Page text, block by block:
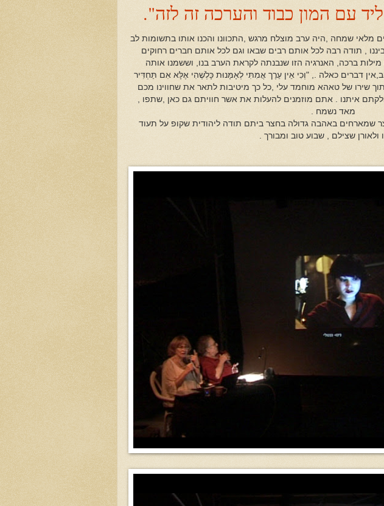
עם המון כבוד והערכה זה לזה".
מלאי שמחה ,היה ערב מוצלח מרגש ,התכוונו והכנו אותו בתשומות לב
, תודה רבה לכל אותם רבים שבאו וגם לכל אותם חברים רחוקים
ברכה, האנרגיה הזו שנבנתה לקראת הערב בנו, וששמנו אותה
דברים כאלה ., "וְכִי אֵין עֵרֶך אֲמִתִּי לְאָמָּנוּת כָּלְשֶׁהִי אֶלָּא אִם תַּחְדִּיר
שירו של טאהא מוחמד עלי ,כל כך מיטיבות לתאר את שחווינו מכם
איתנו . אתם מוזמנים להעלות את אשר חוויתם גם כאן ,שתפו ,
מאד נשמח .
שמארחים באהבה גדולה בחצר ביתם תודה ליהודית שקופ על תעוד
ולאורן שצילם , שבוע טוב ומבורך .